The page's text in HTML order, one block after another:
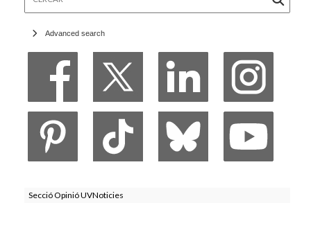
Advanced search
Secció Opinió UVNoticies